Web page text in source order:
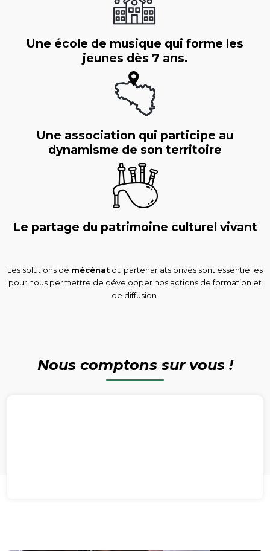
Une école de musique qui forme les
jeunes dès 7 ans.
Une association qui participe au
dynamisme de son territoire
Le partage du patrimoine culturel vivant
Les solutions de mécénat ou partenariats privés sont essentielles
pour nous permettre de développer nos actions de formation et
de diffusion.
Nous comptons sur vous !